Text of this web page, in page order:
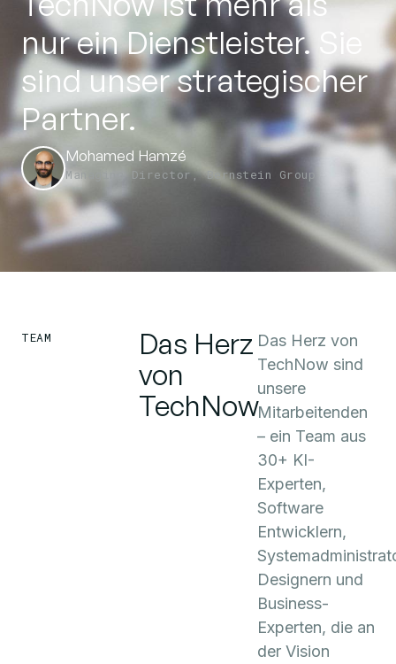
nur ein Dienstleister. Sie
sind unser strategischer
Partner.
Mohamed Hamzé
Managing Director, Bernstein Group
TEAM
Das Herz
von
TechNow
Das Herz von
TechNow sind
unsere
Mitarbeitenden
– ein Team aus
30+ KI-
Experten,
Software
Entwicklern,
Designern und
Business-
Experten, die an
der Vision